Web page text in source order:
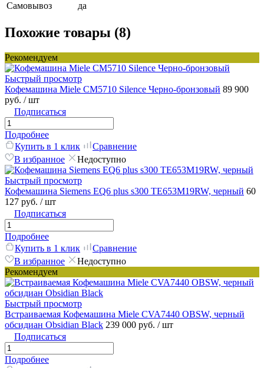
Самовывоз
да
Похожие товары (8)
Рекомендуем
Быстрый просмотр
Кофемашина Miele CM5710 Silence Черно-бронзовый 89 900
руб. / шт
Подписаться
Подробнее
Купить в 1 клик
Сравнение
В избранное
Недоступно
Быстрый просмотр
Кофемашина Siemens EQ6 plus s300 TE653M19RW, черный 60
127 руб. / шт
Подписаться
Подробнее
Купить в 1 клик
Сравнение
В избранное
Недоступно
Рекомендуем
Быстрый просмотр
Встраиваемая Кофемашина Miele CVA7440 OBSW, черный
обсидиан Obsidian Black 239 000 руб. / шт
Подписаться
Подробнее